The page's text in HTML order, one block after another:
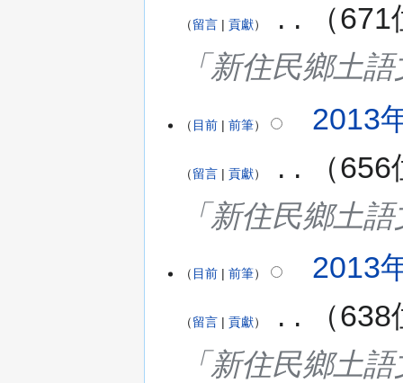
留言 貢獻
671
「新住民鄉土
目前 前筆 2013
留言 貢獻
656
「新住民鄉土
目前 前筆 2013
留言 貢獻
638
「新住民鄉土